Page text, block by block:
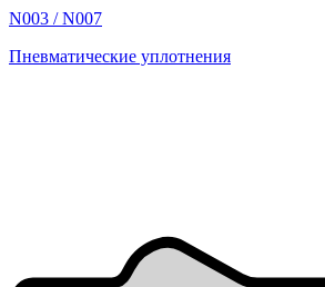
N003 / N007
Пневматические уплотнения